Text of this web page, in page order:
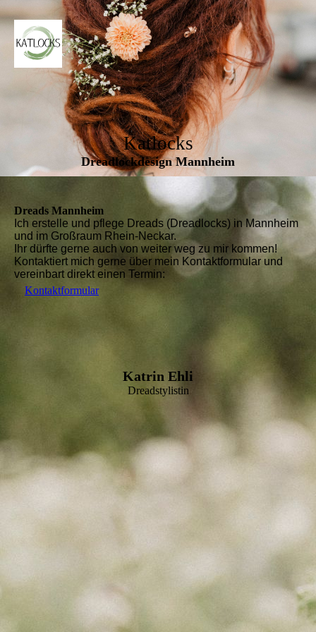
Katlocks
Dreadlockdesign Mannheim
Dreads Mannheim
Ich erstelle und pflege Dreads (Dreadlocks) in Mannheim
und im Großraum Rhein-Neckar.
Ihr dürfte gerne auch von weiter weg zu mir kommen!
Kontaktiert mich gerne über mein Kontaktformular und
vereinbart direkt einen Termin:
Kontaktformular
Katrin Ehli
Dreadstylistin